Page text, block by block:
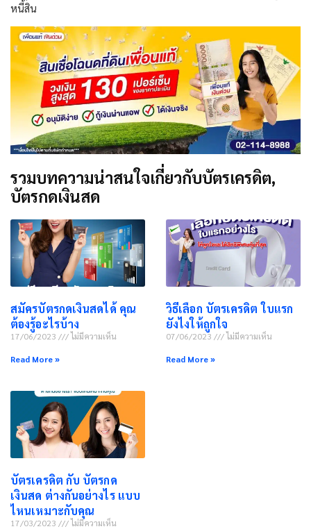
หนี้สิน
รวมบทความน่าสนใจเกี่ยวกับบัตรเครดิต,
บัตรกดเงินสด
สมัครบัตรกดเงินสดได้ คุณ
ต้องรู้อะไรบ้าง
17/06/2023 ไม่มีความเห็น
Read More »
วิธีเลือก บัตรเครดิต ใบแรก
ยังไงให้ถูกใจ
07/06/2023 ไม่มีความเห็น
Read More »
บัตรเครดิต กับ บัตรกด
เงินสด ต่างกันอย่างไร แบบ
ไหนเหมาะกับคุณ
17/03/2023 ไม่มีความเห็น